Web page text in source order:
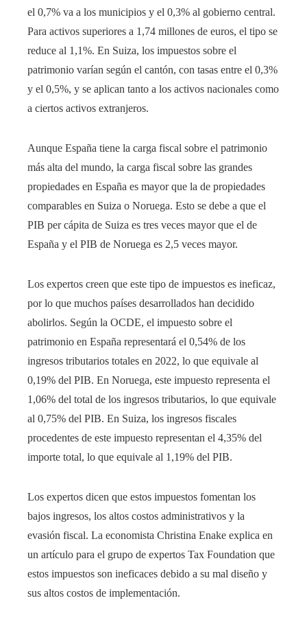
el 0,7% va a los municipios y el 0,3% al gobierno central.
Para activos superiores a 1,74 millones de euros, el tipo se
reduce al 1,1%. En Suiza, los impuestos sobre el
patrimonio varían según el cantón, con tasas entre el 0,3%
y el 0,5%, y se aplican tanto a los activos nacionales como
a ciertos activos extranjeros.
Aunque España tiene la carga fiscal sobre el patrimonio
más alta del mundo, la carga fiscal sobre las grandes
propiedades en España es mayor que la de propiedades
comparables en Suiza o Noruega. Esto se debe a que el
PIB per cápita de Suiza es tres veces mayor que el de
España y el PIB de Noruega es 2,5 veces mayor.
Los expertos creen que este tipo de impuestos es ineficaz,
por lo que muchos países desarrollados han decidido
abolirlos. Según la OCDE, el impuesto sobre el
patrimonio en España representará el 0,54% de los
ingresos tributarios totales en 2022, lo que equivale al
0,19% del PIB. En Noruega, este impuesto representa el
1,06% del total de los ingresos tributarios, lo que equivale
al 0,75% del PIB. En Suiza, los ingresos fiscales
procedentes de este impuesto representan el 4,35% del
importe total, lo que equivale al 1,19% del PIB.
Los expertos dicen que estos impuestos fomentan los
bajos ingresos, los altos costos administrativos y la
evasión fiscal. La economista Christina Enake explica en
un artículo para el grupo de expertos Tax Foundation que
estos impuestos son ineficaces debido a su mal diseño y
sus altos costos de implementación.